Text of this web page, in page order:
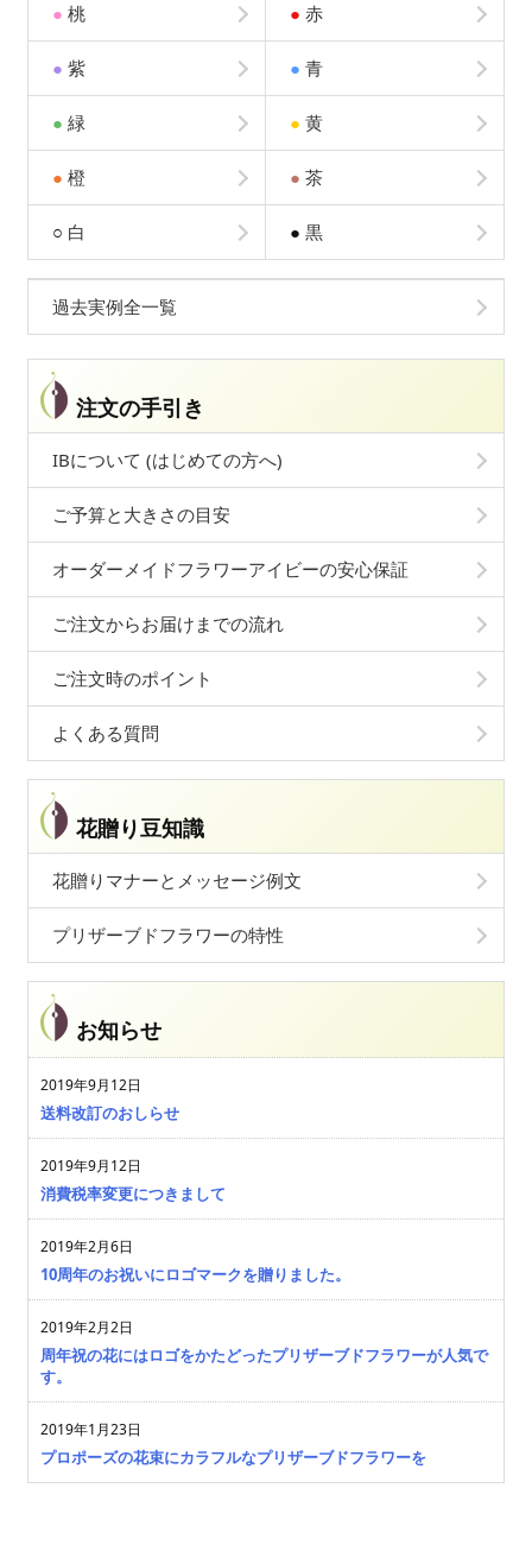
● 桃 ● 赤
● 紫 ● 青
● 緑 ● 黄
● 橙 ● 茶
○ 白 ● 黒
過去実例全一覧
注文の手引き
IBについて (はじめての方へ)
ご予算と大きさの目安
オーダーメイドフラワーアイビーの安心保証
ご注文からお届けまでの流れ
ご注文時のポイント
よくある質問
花贈り豆知識
花贈りマナーとメッセージ例文
プリザーブドフラワーの特性
お知らせ
2019年9月12日
送料改訂のおしらせ
2019年9月12日
消費税率変更につきまして
2019年2月6日
10周年のお祝いにロゴマークを贈りました。
2019年2月2日
周年祝の花にはロゴをかたどったプリザーブドフラワーが人気で
す。
2019年1月23日
プロポーズの花束にカラフルなプリザーブドフラワーを